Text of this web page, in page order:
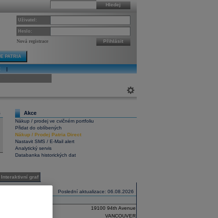
Hledej
Uživatel:
Heslo:
Nová registrace Přihlásit
PATRIA
Akce
Nákup / prodej ve cvičném portfoliu
Přidat do oblíbených
Nákup/ Prodej Patria Direct
Nastavit SMS / E-Mail alert
Analytický servis
Databanka historických dat
Interaktivní graf
Poslední aktualizace: 06.08.2026
19100 94th Avenue
VANCOUVER